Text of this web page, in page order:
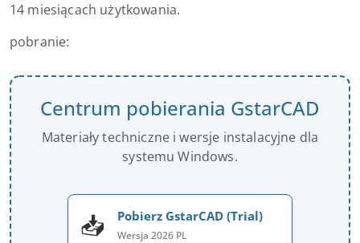
14 miesiącach użytkowania.
pobranie:
Centrum pobierania GstarCAD
Materiały techniczne i wersje instalacyjne dla
systemu Windows.
📥 Pobierz GstarCAD (Trial)
Wersja 2026 PL